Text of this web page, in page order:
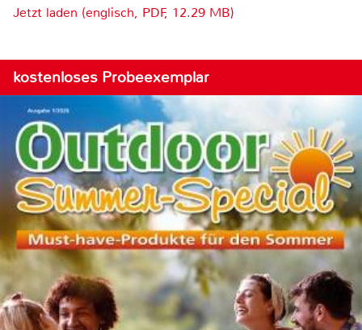
Jetzt laden (englisch, PDF, 12.29 MB)
kostenloses Probeexemplar